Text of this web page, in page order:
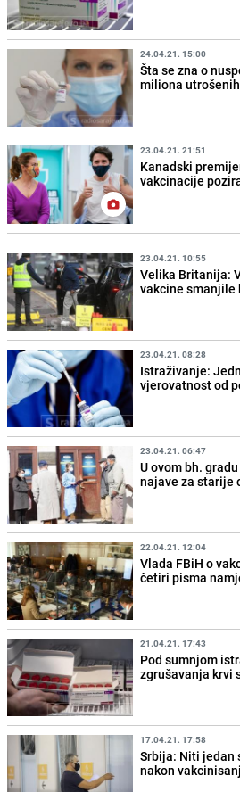
24.04.21. 15:00
Šta se zna o
miliona
23.04.21. 21:51
Kanadski
vakcinacije
23.04.21. 10:55
Velika Britanija:
vakcine
23.04.21. 08:28
Istraživanje:
vjerovatnost od
23.04.21. 06:47
U ovom bh.
najave za starije
22.04.21. 12:04
Vlada FBiH o
četiri pisma
21.04.21. 17:43
Pod sumnjom
zgrušavanja krvi
17.04.21. 17:58
Srbija: Niti jedan
nakon